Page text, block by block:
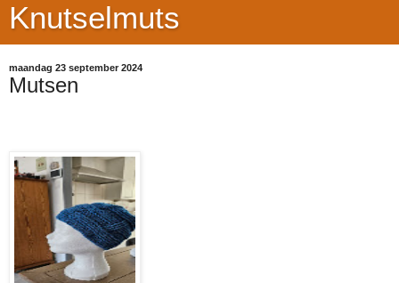
Knutselmuts
maandag 23 september 2024
Mutsen